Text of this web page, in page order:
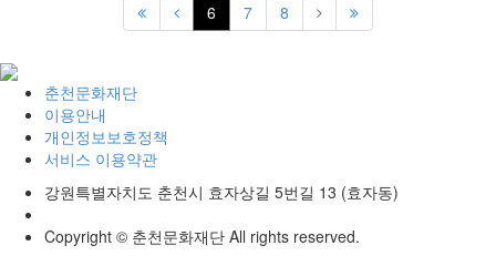
6 7 8
춘천문화재단
이용안내
개인정보보호정책
서비스 이용약관
강원특별자치도 춘천시 효자상길 5번길 13 (효자동)
Copyright © 춘천문화재단 All rights reserved.